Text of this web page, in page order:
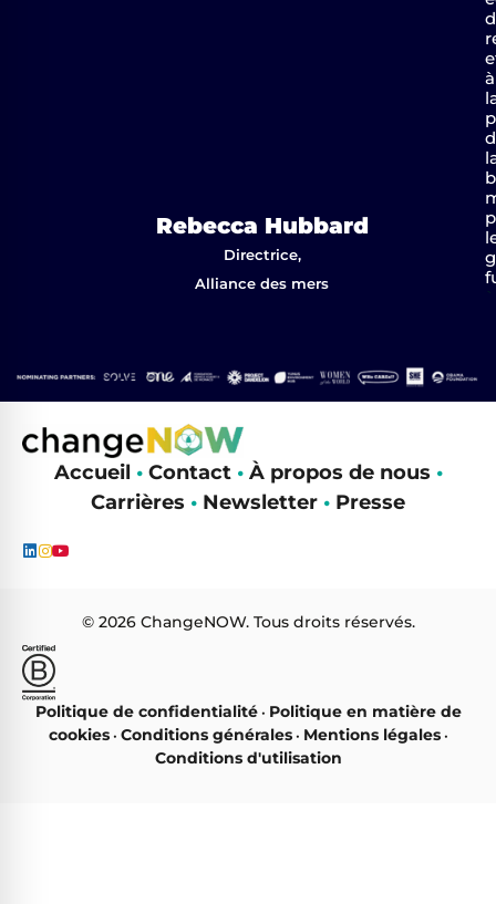
Rebecca Hubbard
Directrice,
Alliance des mers
à
Accueil• Contact• À propos de nous •
Carrières • Newsletter • Presse
© 2026 ChangeNOW. Tous droits réservés.
Politique de confidentialité• Politique en matière de
cookies• Conditions générales• Mentions légales•
Conditions d'utilisation